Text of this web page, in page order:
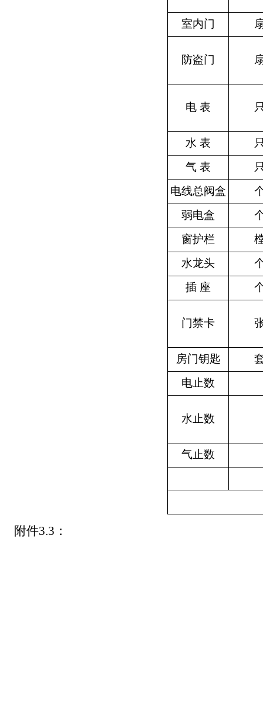
室内门
防盗门
电 表
水 表
气 表
电线总阀盒
弱电盒
窗护栏
水龙头
插 座
门禁卡
房门钥匙
电止数
水止数
气止数
附件3.3 ：